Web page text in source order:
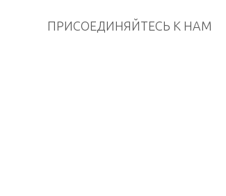
ПРИСОЕДИНЯЙТЕСЬ К НАМ